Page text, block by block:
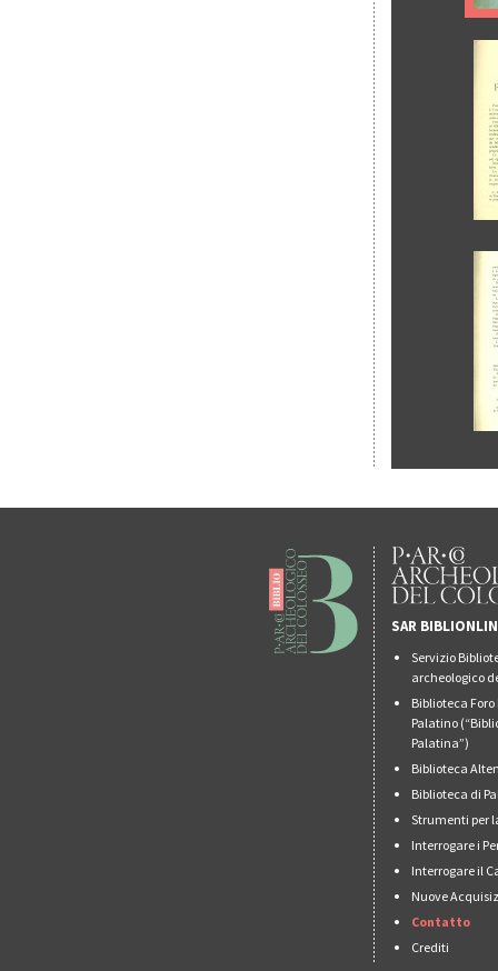
SAR
Servizio
archeologico
Biblioteca
Palatino
Palatina”)
Biblioteca
Biblioteca di
Strumenti per
Interrogare i
Interrogare il
Nuove
Contatto
Crediti